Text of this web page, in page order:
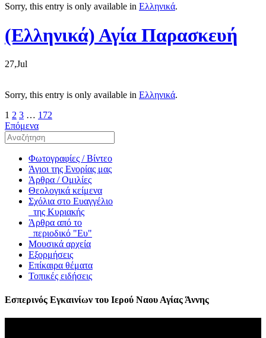
Sorry, this entry is only available in Ελληνικά.
(Ελληνικά) Αγία Παρασκευή
27,Jul
Sorry, this entry is only available in Ελληνικά.
1 2 3 … 172
Επόμενα
Φωτογραφίες / Βίντεο
Άγιοι της Ενορίας μας
Άρθρα / Ομιλίες
Θεολογικά κείμενα
Σχόλια στο Ευαγγέλιο
της Κυριακής
Άρθρα από το
περιοδικό "Ευ"
Μουσικά αρχεία
Εξορμήσεις
Επίκαιρα θέματα
Τοπικές ειδήσεις
Εσπερινός Εγκαινίων του Ιερού Ναου Αγίας Άννης